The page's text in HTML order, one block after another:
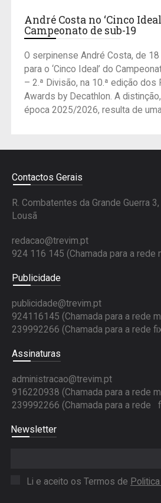
André Costa no ‘Cinco
Campeonato de sub-19
O serpinense André Costa, de
para o ‘Cinco Ideal’ do
– 2.ª Divisão, na 10.ª edição dos
Awards by Decathlon. A
época 2025/2026, resulta de
Contactos Gerais
R. Combatentes da Grande Guerra
Lousã
redacao@trevim.pt
924 116 145 (Chamada para a rede
Publicidade
publicidade@trevim.pt
924116145 (Chamada para a rede
239992266 (Chamada para a rede
Assinaturas
administracao@trevim.pt
916220938 (Chamada para a rede
239992266 (Chamada para a rede
Newsletter
Li e aceito os Termos de